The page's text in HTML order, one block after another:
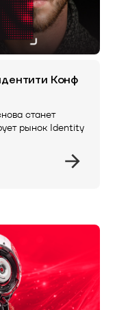
Конф
станет
рынок Identity